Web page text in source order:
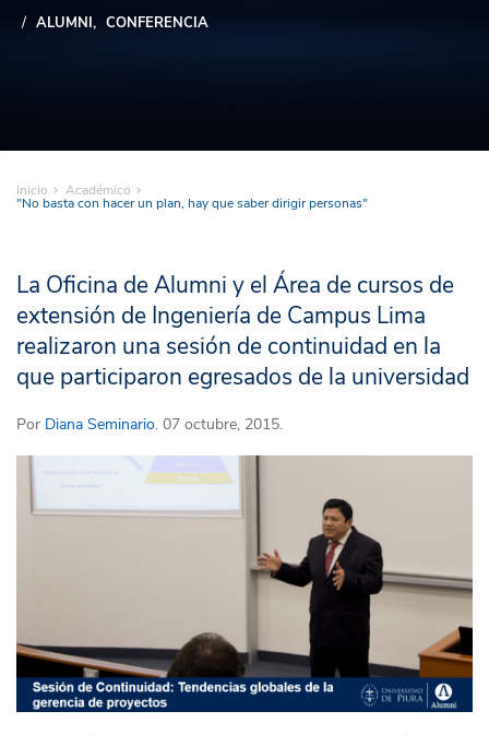
ALUMNI
CONFERENCIA
Inicio Académico
"No basta con hacer un plan, hay que saber dirigir personas"
La Oficina de Alumni y el Área de cursos de
extensión de Ingeniería de Campus Lima
realizaron una sesión de continuidad en la
que participaron egresados de la universidad
Por Diana Seminario. 07 octubre, 2015.